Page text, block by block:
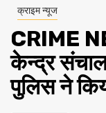
क्राइम न्यूज
CRIME
केन्द्र
पुलिस ने